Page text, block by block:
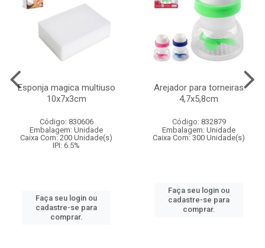
Esponja magica multiuso
10x7x3cm
Código: 830606
Embalagem: Unidade
Caixa Com: 200 Unidade(s)
IPI: 6.5%
Faça seu login ou
cadastre-se para
comprar.
Arejador para torneiras
4,7x5,8cm
Código: 832879
Embalagem: Unidade
Caixa Com: 300 Unidade(s)
Faça seu login ou
cadastre-se para
comprar.